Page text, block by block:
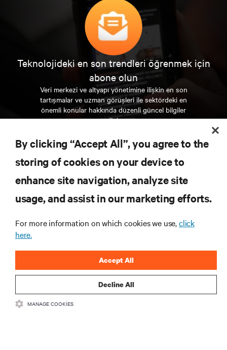
Teknolojideki en son trendleri öğrenmek için
abone olun
Veri merkezi ve altyapı yönetimine ilişkin en son
tartışmalar ve uzman görüşleri ile sektördeki en
önemli konular hakkında düzenli güncel bilgiler
edinin.
ŞİMDİ KAYDOLUN
KAYNAKLAR
KURUMSAL
BIZIMLE ILETIŞIME GEÇIN
By clicking “Accept All”, you agree to the
storing of cookies on your device to
enhance site navigation, analyze site
usage, and assist in our marketing efforts.
For more information on which cookies we use,click
here.
Decline All
Accept All
MANAGE COOKIES